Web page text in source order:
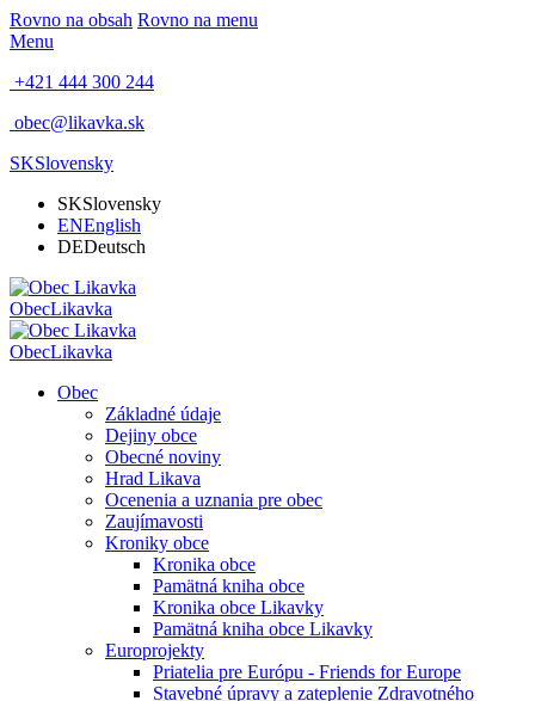
Rovno na obsah Rovno na menu
Menu
+421 444 300 244
obec@likavka.sk
SKSlovensky
SKSlovensky
ENEnglish
DEDeutsch
ObecLikavka
ObecLikavka
Obec
Základné údaje
Dejiny obce
Obecné noviny
Hrad Likava
Ocenenia a uznania pre obec
Zaujímavosti
Kroniky obce
Kronika obce
Pamätná kniha obce
Kronika obce Likavky
Pamätná kniha obce Likavky
Europrojekty
Priatelia pre Európu - Friends for Europe
Stavebné úpravy a zateplenie Zdravotného